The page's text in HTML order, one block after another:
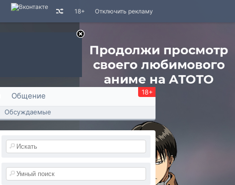
Отключить рекламу
18+
Общение 18+
Обсуждаемые